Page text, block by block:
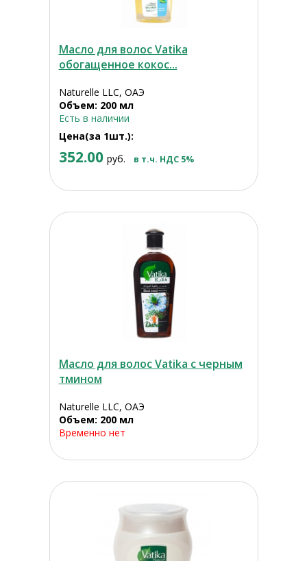
Масло для волос Vatika
обогащенное кокос...
Naturelle LLC, ОАЭ
Объем: 200 мл
Есть в наличии
Цена(за 1шт.):
352.00 руб. в т.ч. НДС 5%
Масло для волос Vatika с черным
тмином
Naturelle LLC, ОАЭ
Объем: 200 мл
Временно нет